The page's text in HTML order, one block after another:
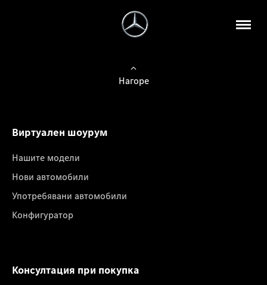
Нагоре
Виртуален шоурум
Нашите модели
Нови автомобили
Употребявани автомобили
Конфигуратор
Консултация при покупка